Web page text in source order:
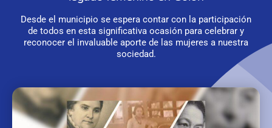
Desde el municipio se espera contar con la participación
de todos en esta significativa ocasión para celebrar y
reconocer el invaluable aporte de las mujeres a nuestra
sociedad.